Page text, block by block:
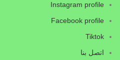
Instagram profile
Facebook profile
Tiktok
اتصل بنا